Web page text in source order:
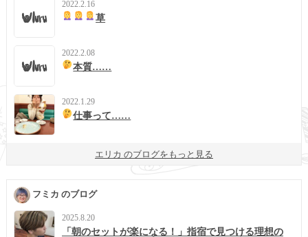
2022.2.16
草
2022.2.08
本質……
2022.1.29
仕事って……
エリカ のブログをもっと見る
フミカ のブログ
2025.8.20
「朝のセットが楽になる！」指宿で見つける理想の